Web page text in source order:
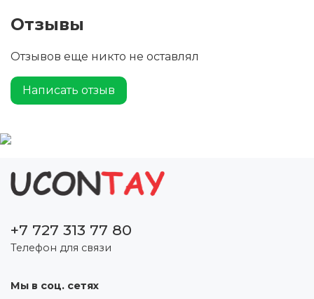
Отзывы
Отзывов еще никто не оставлял
Написать отзыв
+7 727 313 77 80
Телефон для связи
Мы в соц. сетях